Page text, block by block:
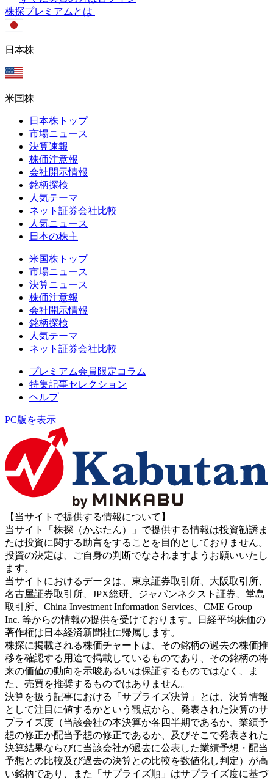
株探プレミアムとは
日本株
米国株
日本株トップ
市場ニュース
決算速報
株価注意報
会社開示情報
銘柄探検
人気テーマ
ネット証券会社比較
人気ニュース
日本の株主
米国株トップ
市場ニュース
決算ニュース
株価注意報
会社開示情報
銘柄探検
人気テーマ
ネット証券会社比較
プレミアム会員限定コラム
特集記事セレクション
ヘルプ
PC版を表示
【当サイトで提供する情報について】
当サイト「株探（かぶたん）」で提供する情報は投資勧誘ま
たは投資に関する助言をすることを目的としておりません。
投資の決定は、ご自身の判断でなされますようお願いいたし
ます。
当サイトにおけるデータは、東京証券取引所、大阪取引所、
名古屋証券取引所、JPX総研、ジャパンネクスト証券、堂島
取引所、China Investment Information Services、CME Group
Inc. 等からの情報の提供を受けております。日経平均株価の
著作権は日本経済新聞社に帰属します。
株探に掲載される株価チャートは、その銘柄の過去の株価推
移を確認する用途で掲載しているものであり、その銘柄の将
来の価値の動向を示唆あるいは保証するものではなく、ま
た、売買を推奨するものではありません。
決算を扱う記事における「サプライズ決算」とは、決算情報
として注目に値するかという観点から、発表された決算のサ
プライズ度（当該会社の本決算か各四半期であるか、業績予
想の修正か配当予想の修正であるか、及びそこで発表された
決算結果ならびに当該会社が過去に公表した業績予想・配当
予想との比較及び過去の決算との比較を数値化し判定）が高
い銘柄であり、また「サプライズ順」はサプライズ度に基づ